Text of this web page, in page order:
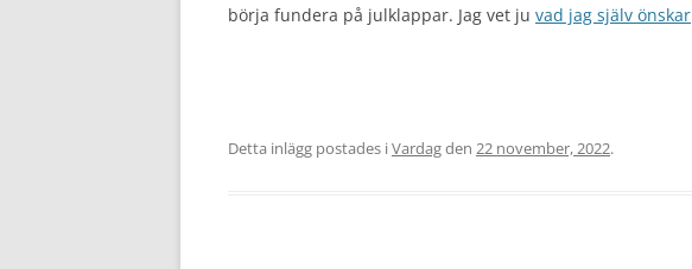
börja fundera på julklappar. Jag vet ju vad jag själv önskar
Detta inlägg postades iVardagden 22 november, 2022.